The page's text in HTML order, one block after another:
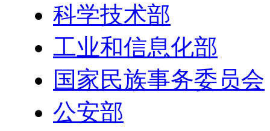
科学技术部
工业和信息化部
国家民族事务委员会
公安部